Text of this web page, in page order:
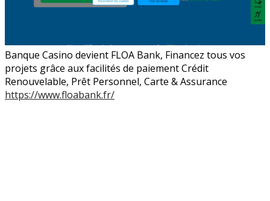
Banque Casino devient FLOA Bank, Financez tous vos
projets grâce aux facilités de paiement Crédit
Renouvelable, Prêt Personnel, Carte & Assurance
https://www.floabank.fr/